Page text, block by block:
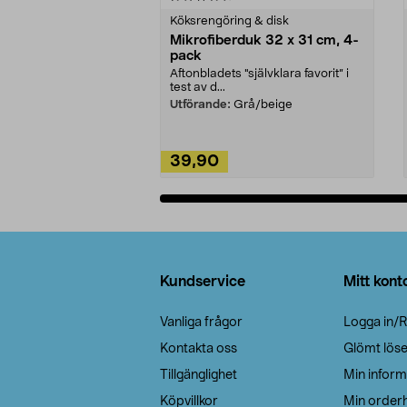
Köksrengöring & disk
Mikrofiberduk 32 x 31 cm, 4-
pack
Aftonbladets "självklara favorit” i
test av d...
Utförande: Grå/beige
39,90
Kundservice
Vanliga frågor
Kontakta oss
Tillgänglighet
Köpvillkor
Mitt
Logga in/
Glömt
Min
Min